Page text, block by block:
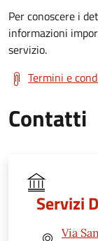
Per conoscere i
informazioni
servizio.
Termini e
Contatti
Servizi
Via